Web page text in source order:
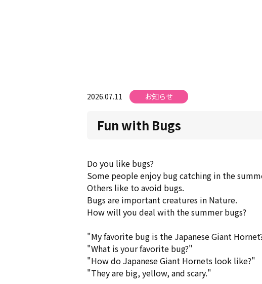
2026.07.11 お知らせ
Fun with Bugs
Do you like bugs?
Some people enjoy bug catching in the
Others like to avoid bugs.
Bugs are important creatures in Nature.
How will you deal with the summer bugs?
"My favorite bug is the Japanese Giant
"What is your favorite bug?"
"How do Japanese Giant Hornets look like?"
"They are big, yellow, and scary."